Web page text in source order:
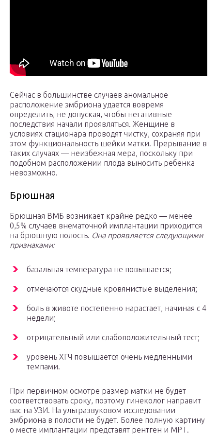
Сейчас в большинстве случаев аномальное
расположение эмбриона удается вовремя
определить, не допуская, чтобы негативные
последствия начали проявляться. Женщине в
условиях стационара проводят чистку, сохраняя при
этом функциональность шейки матки. Прерывание в
таких случаях — неизбежная мера, поскольку при
подобном расположении плода выносить ребенка
невозможно.
Брюшная
Брюшная ВМБ возникает крайне редко — менее
0,5% случаев внематочной имплантации приходится
на брюшную полость. Она проявляется следующими
признаками:
базальная температура не повышается;
отмечаются скудные кровянистые выделения;
боль в животе постепенно нарастает, начиная с 4
недели;
отрицательный или слабоположительный тест;
уровень ХГЧ повышается очень медленными
темпами.
При первичном осмотре размер матки не будет
соответствовать сроку, поэтому гинеколог направит
вас на УЗИ. На ультразвуковом исследовании
эмбриона в полости не будет. Более полную картину
о месте имплантации представят рентген и МРТ.